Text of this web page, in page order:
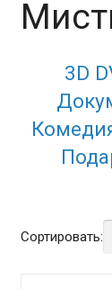
3D
Сортировать: